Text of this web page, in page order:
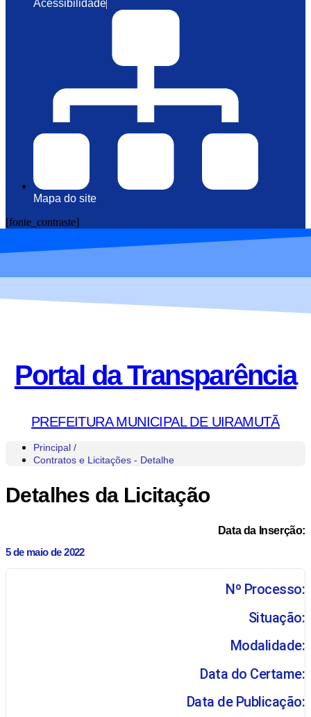
Acessibilidade
Mapa do site
[fonte_contraste]
Portal da Transparência
PREFEITURA MUNICIPAL DE UIRAMUTÃ
Principal /
Contratos e Licitações - Detalhe
Detalhes da Licitação
Data da Inserção:
5 de maio de 2022
Nº Processo:
Situação:
Modalidade:
Data do Certame:
Data de Publicação: